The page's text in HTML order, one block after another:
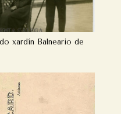
xardín Balneario de